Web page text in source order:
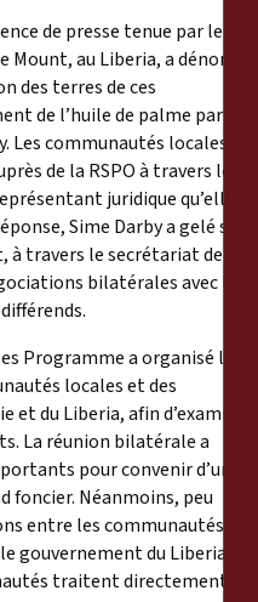
de presse tenue par les
au Liberia, a dénoncé
des terres de ces
de l’huile de palme par le
Les communautés locales
de la RSPO à travers le
juridique qu’elles
Sime Darby a gelé ses
travers le secrétariat de la
bilatérales avec les
Programme a organisé la
locales et des
et du Liberia, afin d’examiner
La réunion bilatérale a
pour convenir d’un
foncier. Néanmoins, peu
entre les communautés et
gouvernement du Liberia
traitent directement